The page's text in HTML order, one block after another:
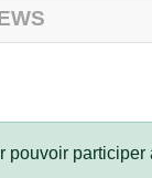
pouvoir participer